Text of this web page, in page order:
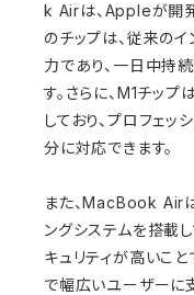
k Airは、Appleが開発
のチップは、従来の
力であり、一日中持
す。さらに、M1チッ
しており、プロフェ
分に対応できます。
また、MacBook Air
ングシステムを搭載
キュリティが高いこ
で幅広いユーザーに